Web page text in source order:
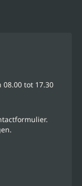
tot 17.30